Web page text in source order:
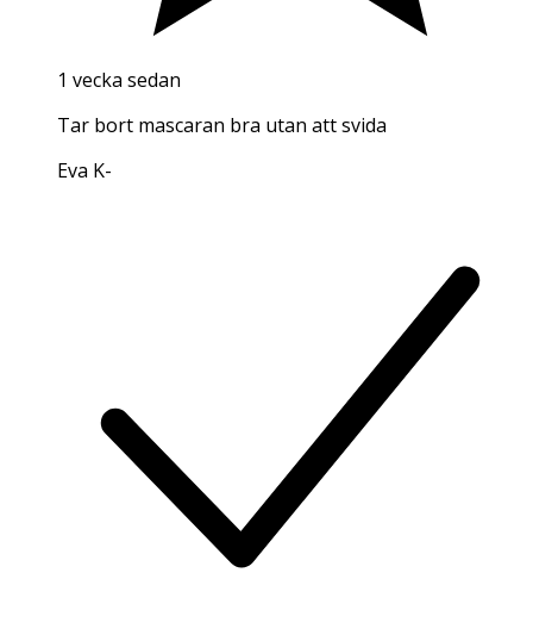
1 vecka sedan
Tar bort mascaran bra utan att svida
Eva K-